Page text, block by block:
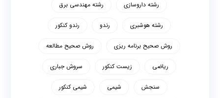
رشته داروسازی رشته مهندسی برق
رشته هوشبری رندو رندو کنکور
روش صحیح برنامه ریزی روش صحیح مطالعه
ریاضی زیست کنکور سروش جباری
سنجش شیمی شیمی کنکور